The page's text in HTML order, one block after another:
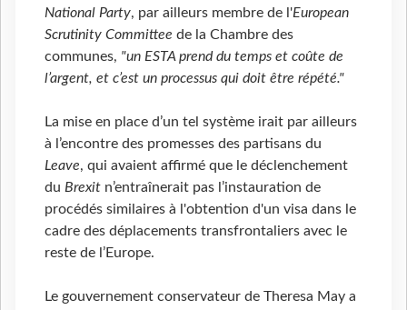
National Party, par ailleurs membre de l'European
Scrutinity Committee de la Chambre des
communes, "un ESTA prend du temps et coûte de
l’argent, et c’est un processus qui doit être répété."
La mise en place d’un tel système irait par ailleurs
à l’encontre des promesses des partisans du
Leave, qui avaient affirmé que le déclenchement
du Brexit n’entraînerait pas l’instauration de
procédés similaires à l'obtention d'un visa dans le
cadre des déplacements transfrontaliers avec le
reste de l’Europe.
Le gouvernement conservateur de Theresa May a